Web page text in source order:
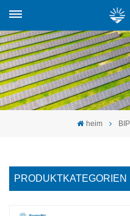
heim
PRODUKTKATEGORIEN